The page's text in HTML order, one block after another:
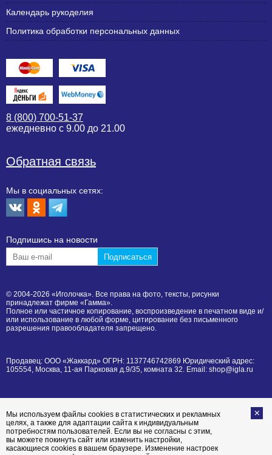
Календарь рукоделия
Политика обработки персональных данных
8 (800) 700-51-37
ежедневно с 9.00 до 21.00
Обратная связь
Мы в социальных сетях:
Подпишиcь на новости
© 2004-2026 «Иголочка». Все права на фото, тексты, рисунки
принадлежат фирме «Гамма».
Полное или частичное копирование, воспроизведение в печатном виде и/
или использование в любой форме, цитирование без письменного
разрешения правообладателя запрещено.
Продавец: ООО «Жаккард» ОГРН: 1137746742869 Юридический адрес:
105554, Москва, 11-ая Парковая д.9/35, комната 32. Email: shop@igla.ru
Мы используем файлы cookies в статистических и рекламных
целях, а также для адаптации сайта к индивидуальным
потребностям пользователей. Если вы не согласны с этим,
вы можете покинуть сайт или изменить настройки,
касающиеся cookies в вашем браузере. Изменение настроек